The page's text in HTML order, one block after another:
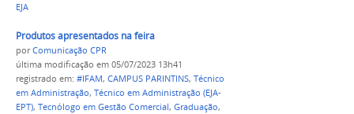
EJA
Produtos apresentados na feira
porComunicação CPR
última modificação em 05/07/2023 13h41
registrado em: #IFAM, CAMPUS PARINTINS, Técnico
em Administração, Técnico em Administração (EJA-
EPT), Tecnólogo em Gestão Comercial, Graduação,